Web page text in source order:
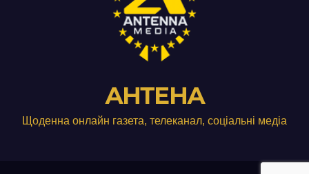
АНТЕНА
Щоденна онлайн газета, телеканал, соціальні медіа